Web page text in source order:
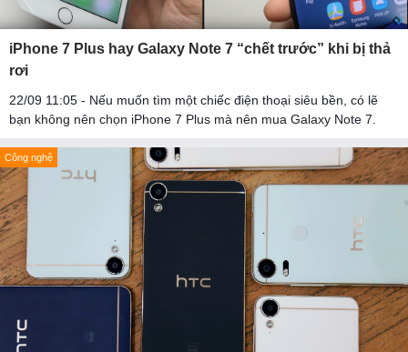
iPhone 7 Plus hay Galaxy Note 7 “chết trước” khi bị thả
rơi
22/09 11:05 - Nếu muốn tìm một chiếc điện thoại siêu bền, có lẽ
bạn không nên chọn iPhone 7 Plus mà nên mua Galaxy Note 7.
Công nghệ